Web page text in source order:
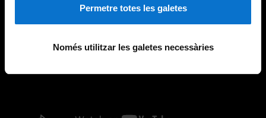
Permetre totes les galetes
Només utilitzar les galetes necessàries